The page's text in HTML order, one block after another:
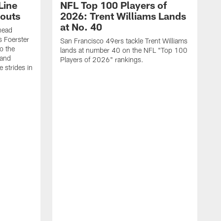
Foerster
the
strides in
NFL Top 100 Players of
2026: Trent Williams Lands
at No. 40
San Francisco 49ers tackle Trent Williams
lands at number 40 on the NFL "Top 100
Players of 2026" rankings.